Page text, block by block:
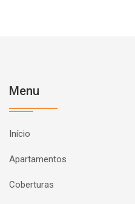
Menu
Início
Apartamentos
Coberturas